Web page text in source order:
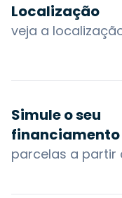
Localização
veja a
Simule o seu
financiamento
parcelas a partir